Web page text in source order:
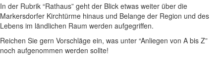
In der Rubrik “Rathaus” geht der Blick etwas weiter über die
Markersdorfer Kirchtürme hinaus und Belange der Region und des
Lebens im ländlichen Raum werden aufgegriffen.
Reichen Sie gern Vorschläge ein, was unter “Anliegen von A bis Z”
noch aufgenommen werden sollte!